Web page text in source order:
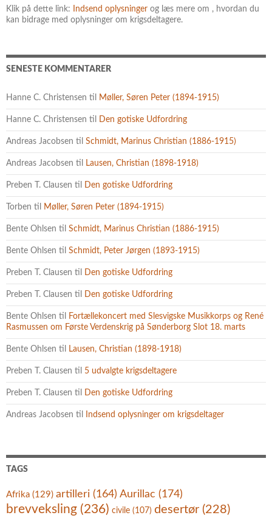
Klik på dette link: Indsend oplysninger og læs mere om , hvordan du
kan bidrage med oplysninger om krigsdeltagere.
SENESTE KOMMENTARER
Hanne C. Christensen til Møller, Søren Peter (1894-1915)
Hanne C. Christensen til Den gotiske Udfordring
Andreas Jacobsen til Schmidt, Marinus Christian (1886-1915)
Andreas Jacobsen til Lausen, Christian (1898-1918)
Preben T. Clausen til Den gotiske Udfordring
Torben til Møller, Søren Peter (1894-1915)
Bente Ohlsen til Schmidt, Marinus Christian (1886-1915)
Bente Ohlsen til Schmidt, Peter Jørgen (1893-1915)
Preben T. Clausen til Den gotiske Udfordring
Preben T. Clausen til Den gotiske Udfordring
Bente Ohlsen til
Fortællekoncert med Slesvigske Musikkorps og René
Rasmussen om Første Verdenskrig på Sønderborg Slot 18. marts
Bente Ohlsen til Lausen, Christian (1898-1918)
Preben T. Clausen til 5 udvalgte krigsdeltagere
Preben T. Clausen til Den gotiske Udfordring
Andreas Jacobsen til Indsend oplysninger om krigsdeltager
TAGS
Afrika (129) artilleri (164) Aurillac (174)
brevveksling (236) civile (107) desertør (228)